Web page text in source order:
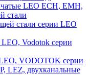
LEO ECH, EMH,
стали
стали серии LEO
Vodotok серии
VODOTOK серии
LEZ, двухканальные